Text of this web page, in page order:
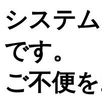
システ
です。
ご不便